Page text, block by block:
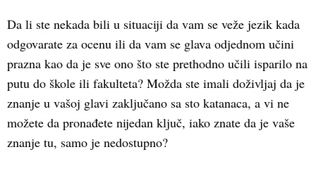
Da li ste nekada bili u situaciji da vam se veže jezik kada
odgovarate za ocenu ili da vam se glava odjednom učini
prazna kao da je sve ono što ste prethodno učili isparilo na
putu do škole ili fakulteta? Možda ste imali doživljaj da je
znanje u vašoj glavi zaključano sa sto katanaca, a vi ne
možete da pronađete nijedan ključ, iako znate da je vaše
znanje tu, samo je nedostupno?